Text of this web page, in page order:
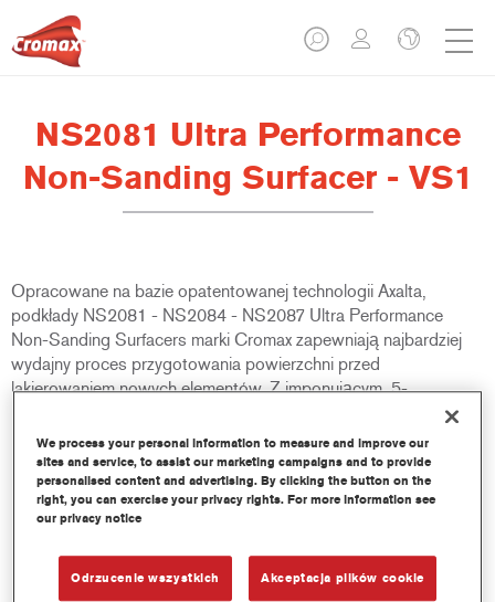
NS2081 Ultra Performance
Non-Sanding Surfacer - VS1
Opracowane na bazie opatentowanej technologii Axalta,
podkłady NS2081 - NS2084 - NS2087 Ultra Performance
Non-Sanding Surfacers marki Cromax zapewniają najbardziej
wydajny proces przygotowania powierzchni przed
lakierowaniem nowych elementów. Z imponującym, 5-
bazowego Cromax Pro lub Cromax Basecoat, jest idealnym
produktem dla warsztatów, które chcą poprawić wydajność
pracy.
Produkt gotowy do daleszej pracy po zaledwie 5 minutach
suszenia na powietrzu, w zależności od warunków
We process your personal information to measure and improve our
sites and service, to assist our marketing campaigns and to provide
personalised content and advertising. By clicking the button on the
right, you can exercise your privacy rights. For more information see
our privacy notice
Odrzucenie wszystkich Akceptacja plików cookie